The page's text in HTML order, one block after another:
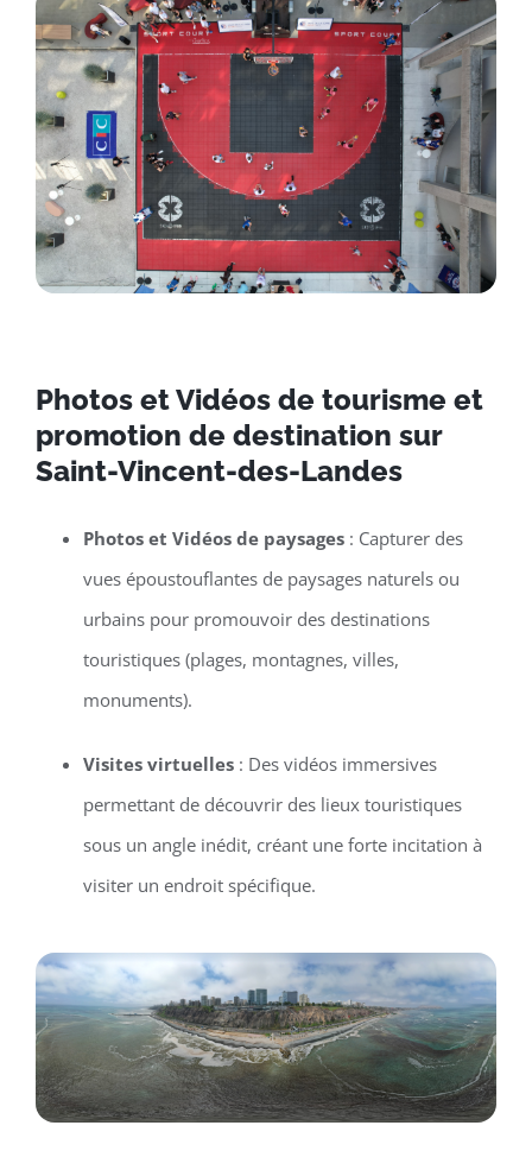
Photos et Vidéos de tourisme et
promotion de destination sur
Saint-Vincent-des-Landes
Photos et Vidéos de paysages: Capturer des
vues époustouflantes de paysages naturels ou
urbains pour promouvoir des destinations
touristiques (plages, montagnes, villes,
monuments).
Visites virtuelles: Des vidéos immersives
permettant de découvrir des lieux touristiques
sous un angle inédit, créant une forte incitation à
visiter un endroit spécifique.